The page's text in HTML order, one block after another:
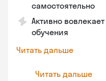
самостоятельно
Активно
обучения
Читать дальше
Читать дальше